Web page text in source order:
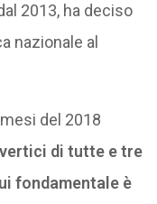
2013, ha deciso
nazionale al
del 2018
di tutte e tre
fondamentale è